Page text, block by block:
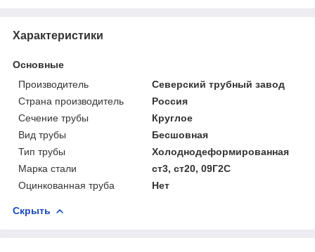
Характеристики
Основные
Производитель
Северский трубный завод
Страна производитель
Россия
Сечение трубы
Круглое
Вид трубы
Бесшовная
Тип трубы
Холоднодеформированная
Марка стали
ст3, ст20, 09Г2С
Оцинкованная труба
Нет
Скрыть